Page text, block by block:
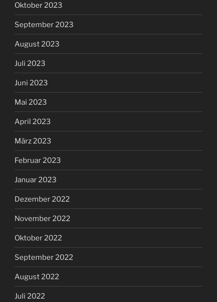
Oktober 2023
September 2023
August 2023
Juli 2023
Juni 2023
Mai 2023
April 2023
März 2023
Februar 2023
Januar 2023
Dezember 2022
November 2022
Oktober 2022
September 2022
August 2022
Juli 2022